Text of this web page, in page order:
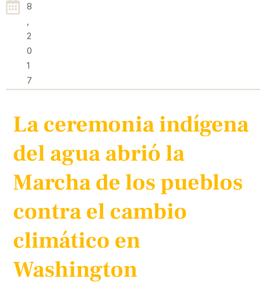
8
,
2
0
1
7
La ceremonia indígena
del agua abrió la
Marcha de los pueblos
contra el cambio
climático en
Washington